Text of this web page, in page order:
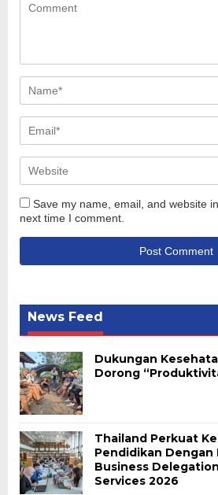
Save my name, email, and website
next time I comment.
News Feed
Dukungan
Dorong
Thailand Perkuat
Pendidikan Dengan
Business
Services 2026